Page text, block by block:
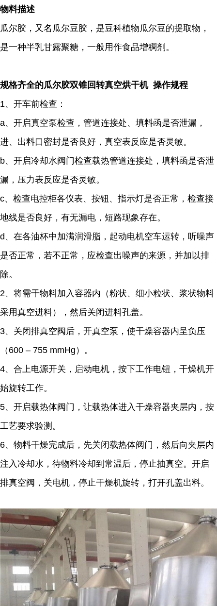
物料描述
瓜尔胶，又名瓜尔豆胶，是豆科植物瓜尔豆的提取物，
是一种半乳甘露聚糖，一般用作食品增稠剂。
规格齐全的瓜尔胶双锥回转真空烘干机 操作规程
1、开车前检查：
a、开启真空泵检查，管道连接处、填料函是否泄漏，
进、出料口密封是否良好，真空表反应是否灵敏。
b、开启冷却水阀门检查载热管道连接处，填料函是否泄
漏，压力表反应是否灵敏。
c、检查电控柜各仪表、按钮、指示灯是否正常，检查接
地线是否良好，有无漏电，短路现象存在。
d、在各油杯中加满润滑脂，起动电机空车运转，听噪声
是否正常，若不正常，应检查出噪声的来源，并加以排
除。
2、将需干物料加入容器内（粉状、细小粒状、浆状物料
采用真空进料），然后关闭进料孔盖。
3、关闭排真空阀后，开真空泵，使干燥容器内呈负压
（600 – 755 mmHg）。
4、合上电源开关，启动电机，按下工作电钮，干燥机开
始旋转工作。
5、开启载热体阀门，让载热体进入干燥容器夹层内，按
工艺要求验测。
6、物料干燥完成后，先关闭载热体阀门，然后向夹层内
注入冷却水，待物料冷却到常温后，停止抽真空。开启
排真空阀，关电机，停止干燥机旋转，打开孔盖出料。